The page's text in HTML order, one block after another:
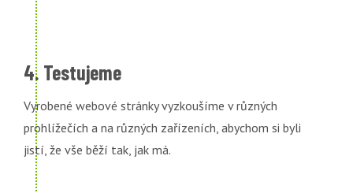
4. Testujeme
Vyrobené webové stránky vyzkoušíme v různých
prohlížečích a na různých zařízeních, abychom si byli
jistí, že vše běží tak, jak má.